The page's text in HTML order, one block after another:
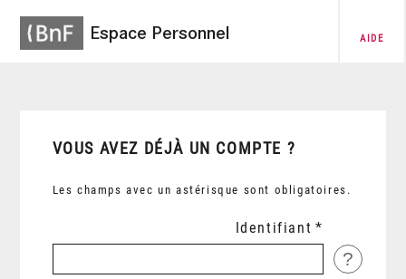
Espace Personnel AIDE
VOUS AVEZ DÉJÀ UN COMPTE ?
Les champs avec un astérisque sont obligatoires.
Identifiant
?